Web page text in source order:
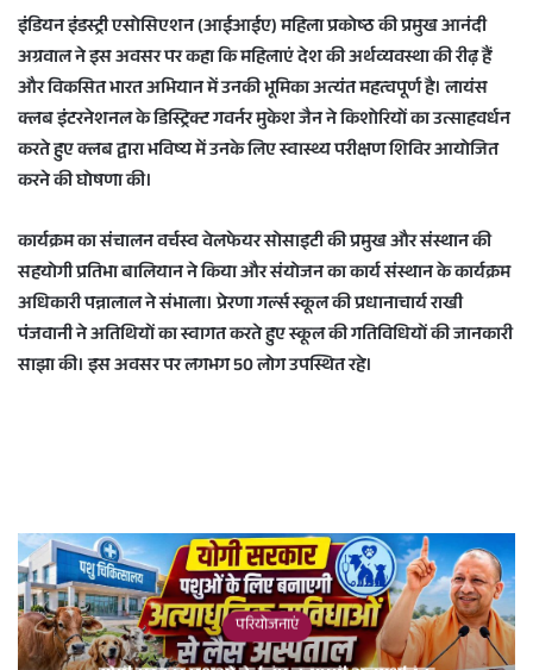
इंडियन इंडस्ट्री एसोसिएशन (आईआईए) महिला प्रकोष्ठ की प्रमुख आनंदी
अग्रवाल ने इस अवसर पर कहा कि महिलाएं देश की अर्थव्यवस्था की रीढ़ हैं
और विकसित भारत अभियान में उनकी भूमिका अत्यंत महत्वपूर्ण है। लायंस
क्लब इंटरनेशनल के डिस्ट्रिक्ट गवर्नर मुकेश जैन ने किशोरियों का उत्साहवर्धन
करते हुए क्लब द्वारा भविष्य में उनके लिए स्वास्थ्य परीक्षण शिविर आयोजित
करने की घोषणा की।
कार्यक्रम का संचालन वर्चस्व वेलफेयर सोसाइटी की प्रमुख और संस्थान की
सहयोगी प्रतिभा बालियान ने किया और संयोजन का कार्य संस्थान के कार्यक्रम
अधिकारी पन्नालाल ने संभाला। प्रेरणा गर्ल्स स्कूल की प्रधानाचार्य राखी
पंजवानी ने अतिथियों का स्वागत करते हुए स्कूल की गतिविधियों की जानकारी
साझा की। इस अवसर पर लगभग 50 लोग उपस्थित रहे।
परियोजनाएं